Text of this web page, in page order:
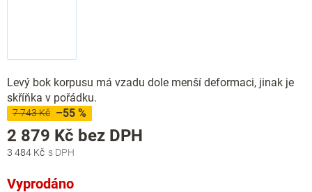
Levý bok korpusu má vzadu dole menší deformaci, jinak je
skříňka v pořádku.
7 743 Kč –55 %
3 484 Kč
2 879 Kč bez DPH
Vyprodáno